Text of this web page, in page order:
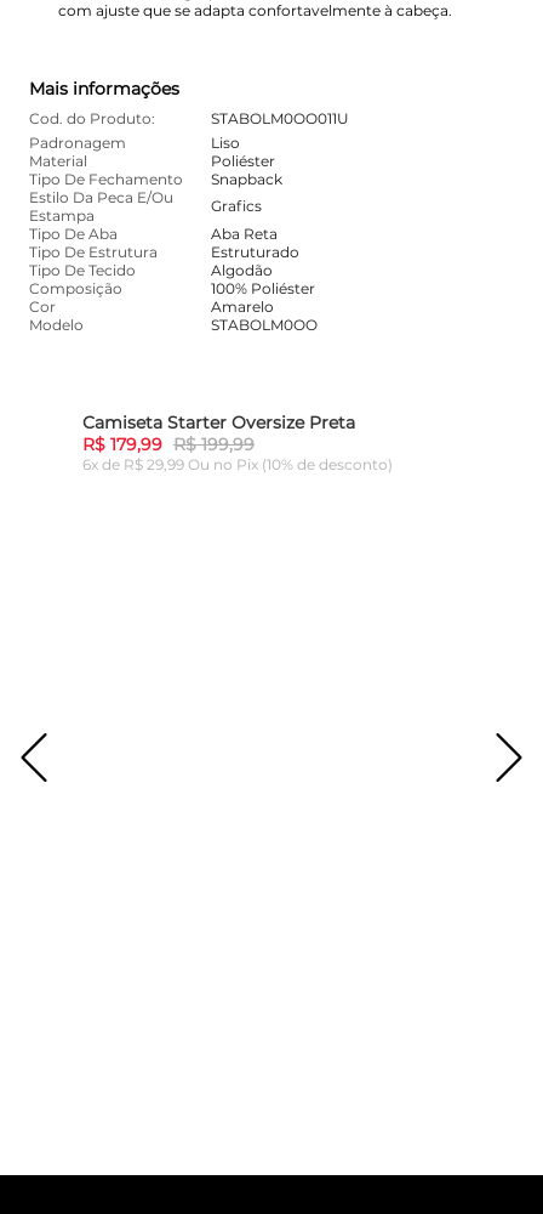
com ajuste que se adapta confortavelmente à cabeça.
Mais informações
Cod. do Produto:
STABOLM0OO011U
Padronagem
Liso
Material
Poliéster
Tipo De Fechamento
Snapback
Estilo Da Peca E/Ou
Estampa
Grafics
Tipo De Aba
Aba Reta
Tipo De Estrutura
Estruturado
Tipo De Tecido
Algodão
Composição
100% Poliéster
Cor
Amarelo
Modelo
STABOLM0OO
Camiseta Starter Oversize Preta
R$ 179,99 R$ 199,99
6x de R$ 29,99 Ou no Pix (10% de desconto)